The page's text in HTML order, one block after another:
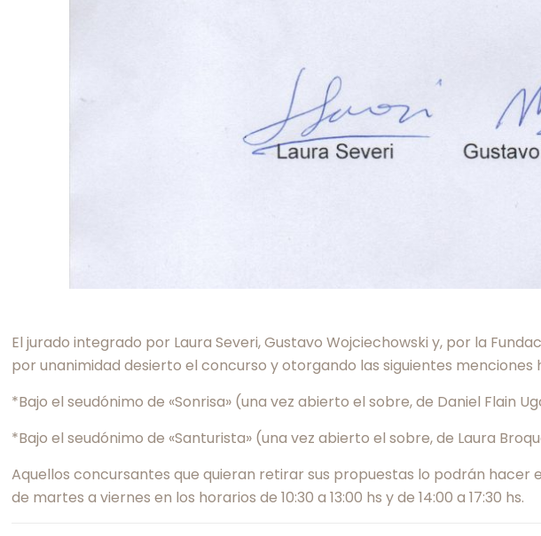
El jurado integrado por Laura Severi, Gustavo Wojciechowski y, por la
por unanimidad desierto el concurso y otorgando las siguientes menciones
*Bajo el seudónimo de «Sonrisa» (una vez abierto el sobre, de Daniel Flain
*Bajo el seudónimo de «Santurista» (una vez abierto el sobre, de Laura
Aquellos concursantes que quieran retirar sus propuestas lo podrán hacer
de martes a viernes en los horarios de 10:30 a 13:00 hs y de 14:00 a 17:30 hs.